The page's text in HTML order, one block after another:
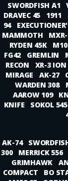
SWORDFISH A1
DRAVEC 45
1911
94
MAMMOTH
RYDEN 45K
M10
FG42
GREMLIN
RECON
XR-3 ION
MIRAGE
AK-27
WARDEN 308
AAROW 109
KNIFE
SOKOL 545
AK-74
300
MERRICK 556
GRIMHAWK
COMPACT
BO